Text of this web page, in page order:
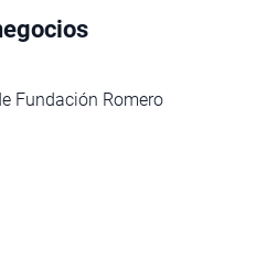
Fundación Romero